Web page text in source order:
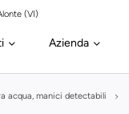
(VI)
Azienda
acqua, manici detectabili